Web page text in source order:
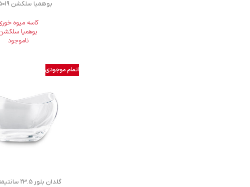
بوهمیا سلکشن 008125019
کاسه میوه
بوهمیا
ناموجود
اتمام موجودی
گلدان بلور